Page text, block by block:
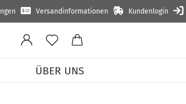
Kundenlogin
Versandinformationen
ÜBER UNS